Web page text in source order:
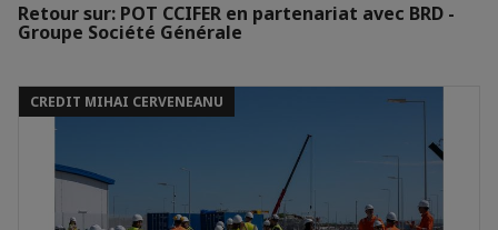
Retour sur: POT CCIFER en partenariat avec BRD -
Groupe Société Générale
CREDIT MIHAI CERVENEANU